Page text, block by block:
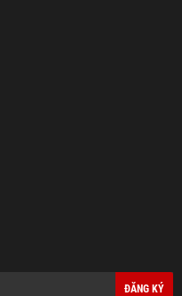
ĐĂNG KÝ